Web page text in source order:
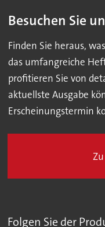
Besuchen Sie
Finden Sie heraus,
das umfangreiche
profitieren Sie von
aktuellste Ausgabe
Erscheinungstermin
Folgen Sie der